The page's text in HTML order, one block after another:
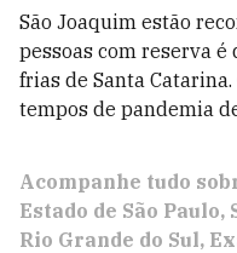
São Joaquim estão
pessoas com reserva
frias de Santa
tempos de pandemia
Acompanhe tudo
Estado de São Paulo
Rio Grande do Sul